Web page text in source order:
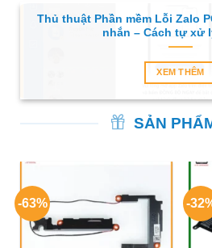
Thủ thuật Phần mềm Lỗi Zalo
nhắn – Cách tự xử
XEM THÊM
SẢN
-63% -